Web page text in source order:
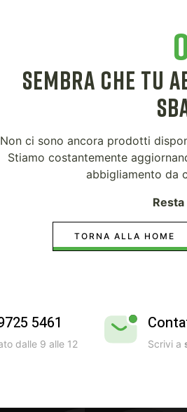
SEMBRA CHE TU
Non ci sono ancora prodotti
Stiamo costantemente
abbigliamento da
TORNA ALLA HOME
5461
dalle 9 alle 12
Scrivi a